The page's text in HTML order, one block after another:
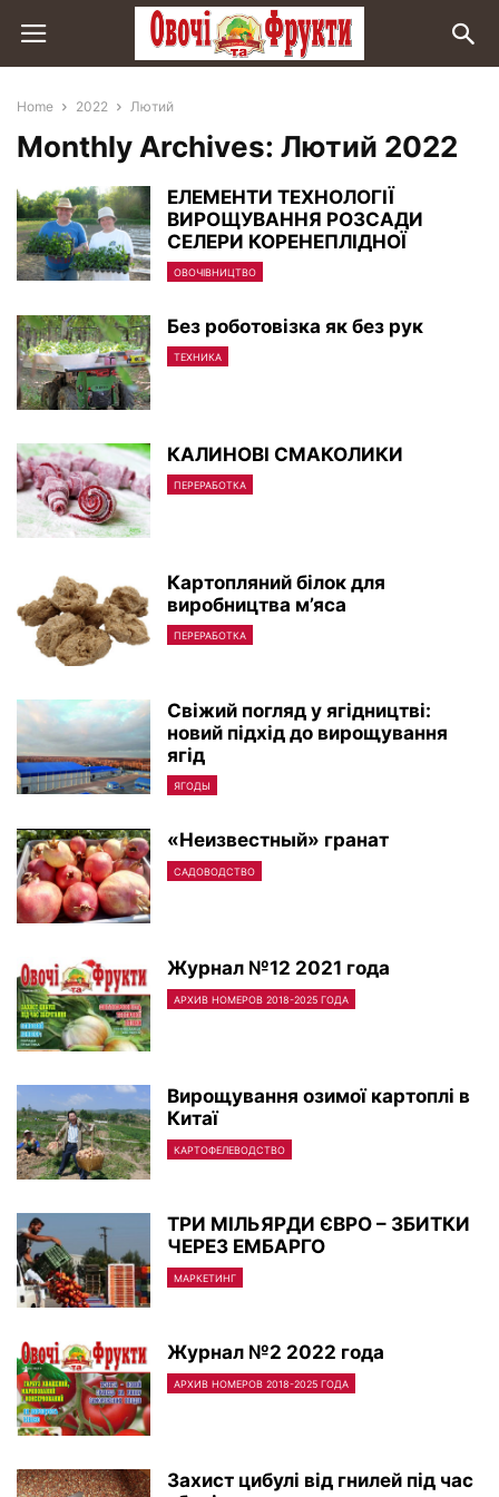
Home 2022 Лютий
Monthly Archives: Лютий 2022
ЕЛЕМЕНТИ ТЕХНОЛОГІЇ
ВИРОЩУВАННЯ РОЗСАДИ
СЕЛЕРИ КОРЕНЕПЛІДНОЇ
ОВОЧІВНИЦТВО
Без роботовізка як без рук
ТЕХНИКА
КАЛИНОВІ СМАКОЛИКИ
ПЕРЕРАБОТКА
Картопляний білок для
виробництва м’яса
ПЕРЕРАБОТКА
Свіжий погляд у ягідництві:
новий підхід до вирощування
ягід
ЯГОДЫ
«Неизвестный» гранат
САДОВОДСТВО
Журнал №12 2021 года
АРХИВ НОМЕРОВ 2018-2025 ГОДА
Вирощування озимої картоплі в
Китаї
КАРТОФЕЛЕВОДСТВО
ТРИ МІЛЬЯРДИ ЄВРО – ЗБИТКИ
ЧЕРЕЗ ЕМБАРГО
МАРКЕТИНГ
Журнал №2 2022 года
АРХИВ НОМЕРОВ 2018-2025 ГОДА
Захист цибулі від гнилей під час